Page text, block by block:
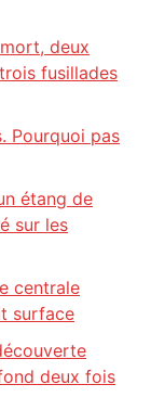
deux
fusillades
Pourquoi pas
étang de
sur les
centrale
surface
deux fois